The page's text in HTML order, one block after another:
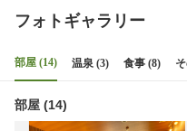
フォトギャラリー
部屋 (14) 温泉 (3) 食事 (8)
部屋 (14)